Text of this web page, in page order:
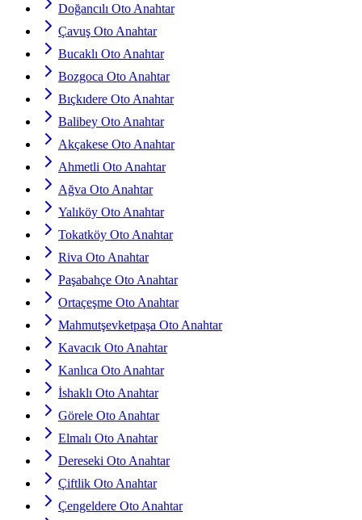
Doğancılı Oto Anahtar
Çavuş Oto Anahtar
Bucaklı Oto Anahtar
Bozgoca Oto Anahtar
Bıçkıdere Oto Anahtar
Balibey Oto Anahtar
Akçakese Oto Anahtar
Ahmetli Oto Anahtar
Ağva Oto Anahtar
Yalıköy Oto Anahtar
Tokatköy Oto Anahtar
Riva Oto Anahtar
Paşabahçe Oto Anahtar
Ortaçeşme Oto Anahtar
Mahmutşevketpaşa Oto Anahtar
Kavacık Oto Anahtar
Kanlıca Oto Anahtar
İshaklı Oto Anahtar
Görele Oto Anahtar
Elmalı Oto Anahtar
Dereseki Oto Anahtar
Çiftlik Oto Anahtar
Çengeldere Oto Anahtar